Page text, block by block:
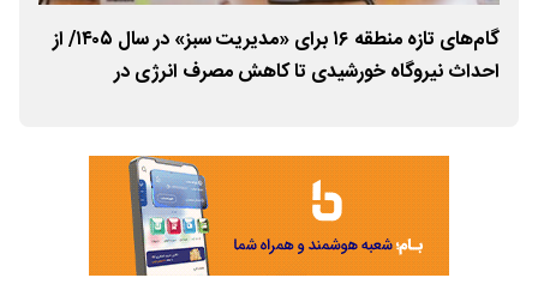
گام‌های تازه منطقه ۱۶ برای «مدیریت سبز» در سال ۱۴۰۵/ از
احداث نیروگاه خورشیدی تا کاهش مصرف انرژی در